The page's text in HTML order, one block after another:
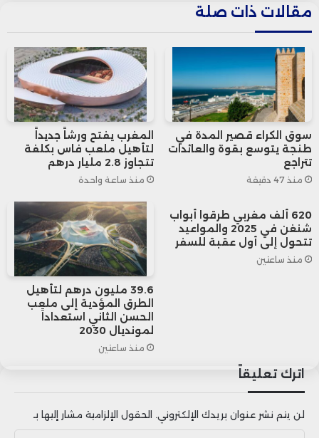
0.53% ليصل إلى 1,780.36 نقطة.
مقالات ذات صلة
سوق الكراء قصير المدة في
طنجة يتوسع بقوة والعائدات
تتراجع
منذ 47 دقيقة
المغرب يفتح ورشاً جديداً
لتأهيل ملعب فاس بكلفة
تتجاوز 2.8 مليار درهم
منذ ساعة واحدة
620 ألف مغربي طرقوا أبواب
شنغن في 2025 والمواعيد
تتحول إلى أول عقبة للسفر
منذ ساعتين
39.6 مليون درهم لتأهيل
الطرق المؤدية إلى ملعب
الحسن الثاني استعداداً
لمونديال 2030
منذ ساعتين
اترك تعليقاً
لن يتم نشر عنوان بريدك الإلكتروني. الحقول الإلزامية مشار إليها بـ